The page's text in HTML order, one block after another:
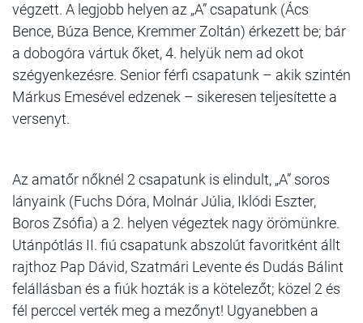
végzett. A legjobb helyen az „A” csapatunk (Ács
Bence, Búza Bence, Kremmer Zoltán) érkezett be; bár
a dobogóra vártuk őket, 4. helyük nem ad okot
szégyenkezésre. Senior férfi csapatunk – akik szintén
Márkus Emesével edzenek – sikeresen teljesítette a
versenyt.
Az amatőr nőknél 2 csapatunk is elindult, „A” soros
lányaink (Fuchs Dóra, Molnár Júlia, Iklódi Eszter,
Boros Zsófia) a 2. helyen végeztek nagy örömünkre.
Utánpótlás II. fiú csapatunk abszolút favoritként állt
rajthoz Pap Dávid, Szatmári Levente és Dudás Bálint
felállásban és a fiúk hozták is a kötelezőt; közel 2 és
fél perccel verték meg a mezőnyt! Ugyanebben a